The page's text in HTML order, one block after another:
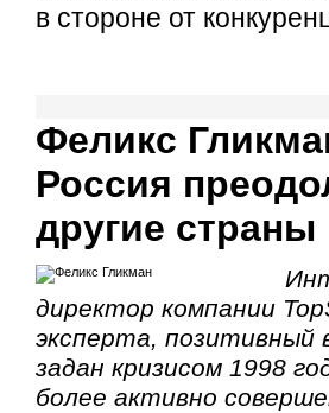
в стороне от
Феликс
Россия
другие страны
директор компании
эксперта, позитивный
задан кризисом 1998
более активно